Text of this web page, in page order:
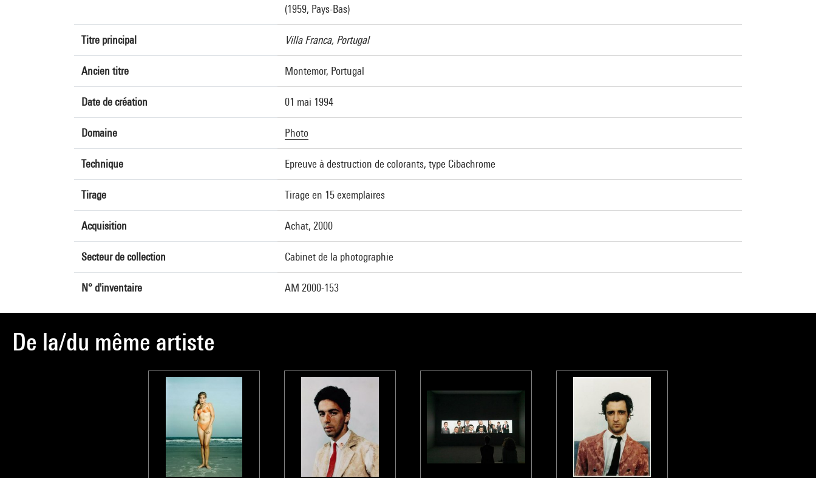
(1959, Pays-Bas)
Titre principal Villa Franca, Portugal
Ancien titre Montemor, Portugal
Date de création 01 mai 1994
Domaine Photo
Technique Epreuve à destruction de colorants, type Cibachrome
Tirage Tirage en 15 exemplaires
Acquisition Achat, 2000
Secteur de collection Cabinet de la photographie
N° d'inventaire AM 2000-153
De la/du même artiste